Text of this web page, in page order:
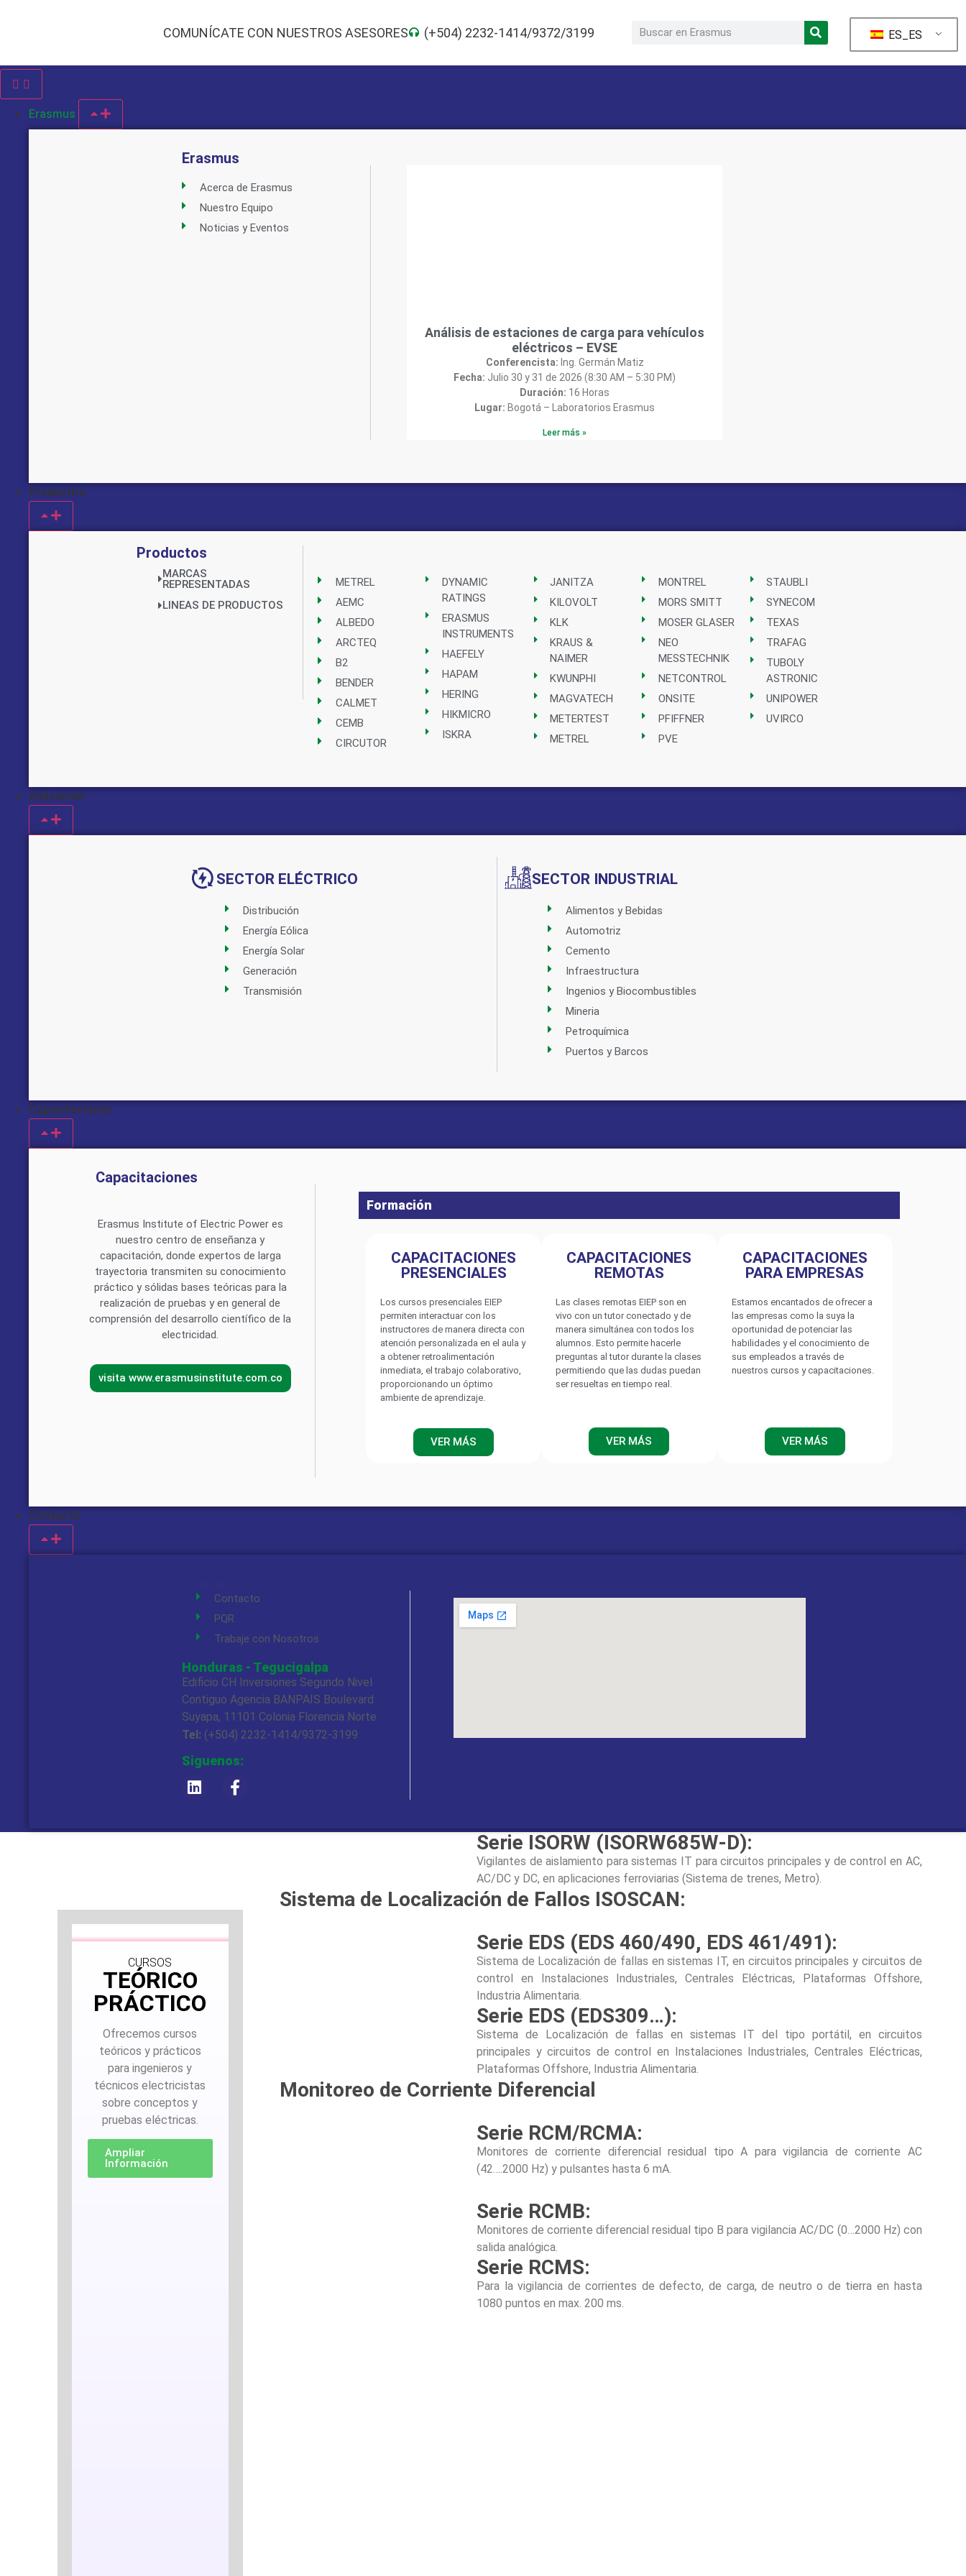
COMUNÍCATE CON NUESTROS ASESORES (+504) 2232-1414/9372/3199 ES_ES
Erasmus
Erasmus
Acerca de Erasmus
Nuestro Equipo
Noticias y Eventos
Análisis de estaciones de carga para vehículos
eléctricos – EVSE
Conferencista: Ing. Germán Matiz
Fecha: Julio 30 y 31 de 2026 (8:30 AM – 5:30 PM)
Duración: 16 Horas
Lugar: Bogotá – Laboratorios Erasmus
Leer más »
Productos
Productos
MARCAS
REPRESENTADAS
LINEAS DE PRODUCTOS
METREL
AEMC
ALBEDO
ARCTEQ
B2
BENDER
CALMET
CEMB
CIRCUTOR
DYNAMIC
RATINGS
ERASMUS
INSTRUMENTS
HAEFELY
HAPAM
HERING
HIKMICRO
ISKRA
JANITZA
KILOVOLT
KLK
KRAUS &
NAIMER
KWUNPHI
MAGVATECH
METERTEST
METREL
MONTREL
MORS SMITT
MOSER GLASER
NEO
MESSTECHNIK
NETCONTROL
ONSITE
PFIFFNER
PVE
STAUBLI
SYNECOM
TEXAS
TRAFAG
TUBOLY
ASTRONIC
UNIPOWER
UVIRCO
Aplicación
SECTOR ELÉCTRICO
Distribución
Energía Eólica
Energía Solar
Generación
Transmisión
SECTOR INDUSTRIAL
Alimentos y Bebidas
Automotriz
Cemento
Infraestructura
Ingenios y Biocombustibles
Mineria
Petroquímica
Puertos y Barcos
Capacitaciones
Capacitaciones
Erasmus Institute of Electric Power es
nuestro centro de enseñanza y
capacitación, donde expertos de larga
trayectoria transmiten su conocimiento
práctico y sólidas bases teóricas para la
realización de pruebas y en general de
comprensión del desarrollo científico de la
electricidad.
visita www.erasmusinstitute.com.co
Formación
CAPACITACIONES
PRESENCIALES
Los cursos presenciales EIEP
permiten interactuar con los
instructores de manera directa con
atención personalizada en el aula y
a obtener retroalimentación
inmediata, el trabajo colaborativo,
proporcionando un óptimo
ambiente de aprendizaje.
VER MÁS
CAPACITACIONES
REMOTAS
Las clases remotas EIEP son en
vivo con un tutor conectado y de
manera simultánea con todos los
alumnos. Esto permite hacerle
preguntas al tutor durante la clases
permitiendo que las dudas puedan
ser resueltas en tiempo real.
VER MÁS
CAPACITACIONES
PARA EMPRESAS
Estamos encantados de ofrecer a
las empresas como la suya la
oportunidad de potenciar las
habilidades y el conocimiento de
sus empleados a través de
nuestros cursos y capacitaciones.
VER MÁS
Contacto
Contacto
PQR
Trabaje con Nosotros
Honduras - Tegucigalpa
Edificio CH Inversiones Segundo Nivel
Contiguo Agencia BANPAIS Boulevard
Suyapa, 11101 Colonia Florencia Norte
Tel: (+504) 2232-1414/9372-3199
Siguenos:
CURSOS
TEÓRICO
PRÁCTICO
Ofrecemos cursos
teóricos y prácticos
para ingenieros y
técnicos electricistas
sobre conceptos y
pruebas eléctricas.
Ampliar
Información
BENDER
Sitio Web: www.bender-latinamerica.com
Serie ISO (ISO685.., ISO685-..-B, ISO685-..-):
Vigilantes de aislamiento para circuitos de corrientes principales en sistemas IT, con
Serie IR (IR420-D4, IR125Y-4,
Vigilantes de aislamiento para circuitos de control en sistemas IT
Vigilantes de aislamiento para circuitos de corriente principal en sistemas IT, (Motores,
Bombas) – sin rectificadores conectados directamente.
Serie ISORW (ISORW685W-D):
Vigilantes de aislamiento para sistemas IT para circuitos principales y de control en AC,
AC/DC y DC, en aplicaciones ferroviarias (Sistema de trenes, Metro).
Sistema de Localización de Fallos ISOSCAN:
Serie EDS (EDS 460/490, EDS 461/491):
Sistema de Localización de fallas en sistemas IT, en circuitos principales y circuitos de
control en Instalaciones Industriales, Centrales Eléctricas, Plataformas Offshore,
Industria Alimentaria.
Serie EDS (EDS309…):
Sistema de Localización de fallas en sistemas IT del tipo portátil, en circuitos
principales y circuitos de control en Instalaciones Industriales, Centrales Eléctricas,
Plataformas Offshore, Industria Alimentaria.
Monitoreo de Corriente Diferencial
Serie RCM/RCMA:
Monitores de corriente diferencial residual tipo A para vigilancia de corriente AC
(42….2000 Hz) y pulsantes hasta 6 mA.
Serie RCMB:
Monitores de corriente diferencial residual tipo B para vigilancia AC/DC (0…2000 Hz) con
salida analógica.
Serie RCMS:
Para la vigilancia de corrientes de defecto, de carga, de neutro o de tierra en hasta
1080 puntos en max. 200 ms.